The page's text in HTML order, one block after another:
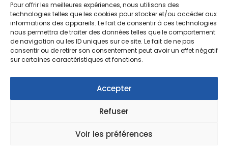
Pour offrir les meilleures expériences, nous utilisons des
technologies telles que les cookies pour stocker et/ou accéder aux
informations des appareils. Le fait de consentir à ces technologies
nous permettra de traiter des données telles que le comportement
de navigation ou les ID uniques sur ce site. Le fait de ne pas
consentir ou de retirer son consentement peut avoir un effet négatif
sur certaines caractéristiques et fonctions.
Accepter
Refuser
Voir les préférences
Nouvelles collections, vie de l’équipe ou
inspirations : soyez informés de nos dernières
actualités.
© Copyright Fonction Meuble